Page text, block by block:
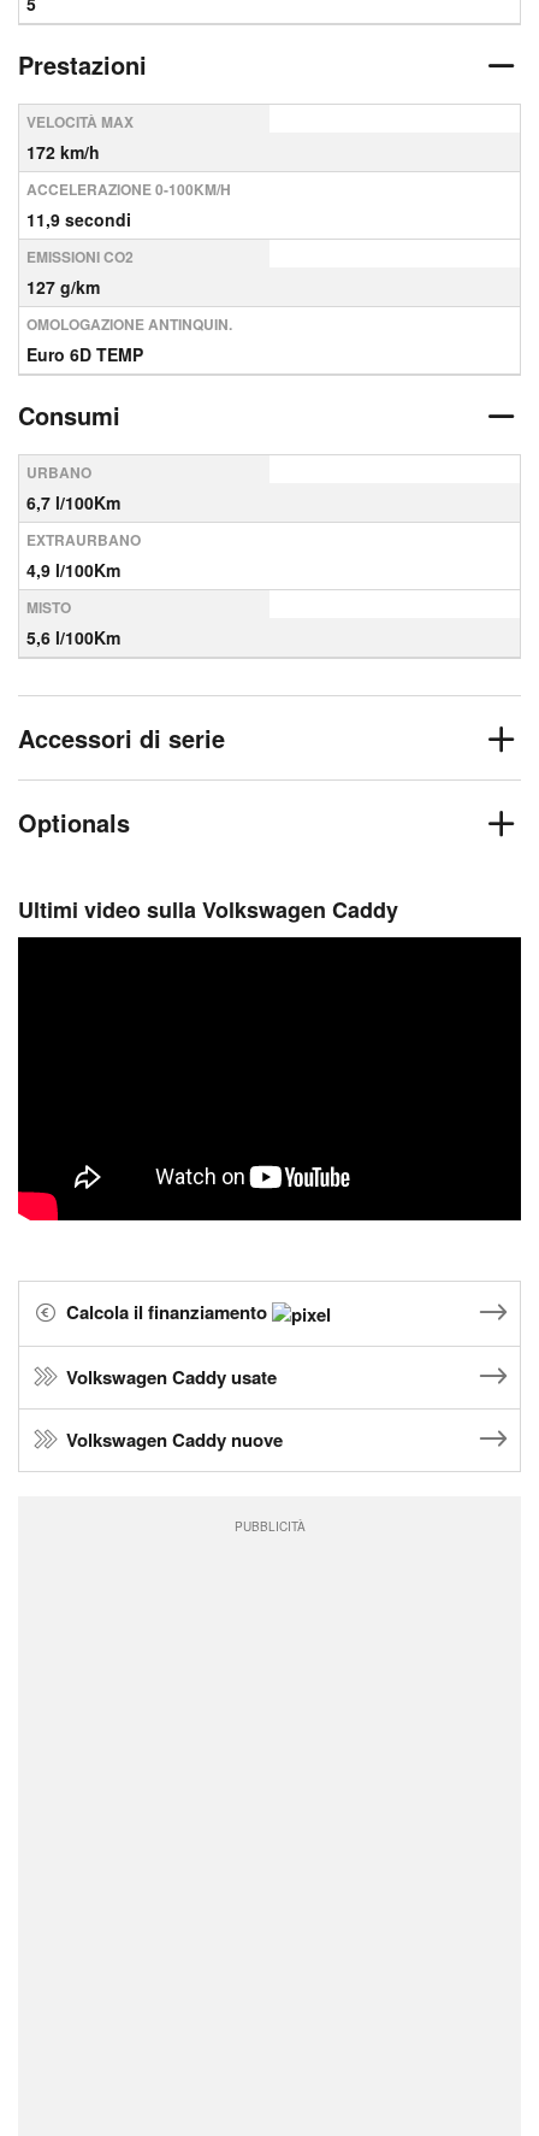
Prestazioni
VELOCITÀ MAX
172 km/h
ACCELERAZIONE 0-100KM/H
11,9 secondi
EMISSIONI CO2
127 g/km
OMOLOGAZIONE ANTINQUIN.
Euro 6D TEMP
Consumi
URBANO
6,7 l/100Km
EXTRAURBANO
4,9 l/100Km
MISTO
5,6 l/100Km
Accessori di serie
Optionals
Ultimi video sulla Volkswagen Caddy
Calcola il finanziamento
Volkswagen Caddy usate
Volkswagen Caddy nuove
PUBBLICITÀ